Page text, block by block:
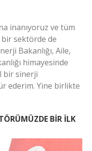
inanıyoruz ve tüm
sektörde de
Bakanlığı, Aile,
himayesinde
bir sinerji
ederim. Yine birlikte
BİR İLK